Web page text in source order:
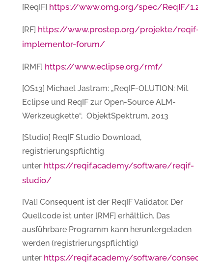
[ReqIF] https://www.omg.org/spec/ReqIF/1.2/
[RF] https://www.prostep.org/projekte/reqif-
implementor-forum/
[RMF] https://www.eclipse.org/rmf/
[OS13] Michael Jastram: „ReqIF-OLUTION: Mit
Eclipse und ReqIF zur Open-Source ALM-
Werkzeugkette“, ObjektSpektrum, 2013
[Studio] ReqIF Studio Download,
registrierungspflichtig
unter https://reqif.academy/software/reqif-
studio/
[Val] Consequent ist der ReqIF Validator. Der
Quellcode ist unter [RMF] erhältlich. Das
ausführbare Programm kann heruntergeladen
werden (registrierungspflichtig)
unter https://reqif.academy/software/